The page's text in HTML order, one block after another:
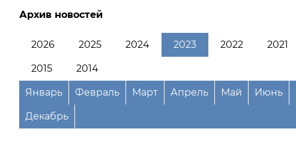
Архив новостей
2026 2025 2024 2023 2022 2021
2015 2014
Январь Февраль Март Апрель Май Июнь
Декабрь